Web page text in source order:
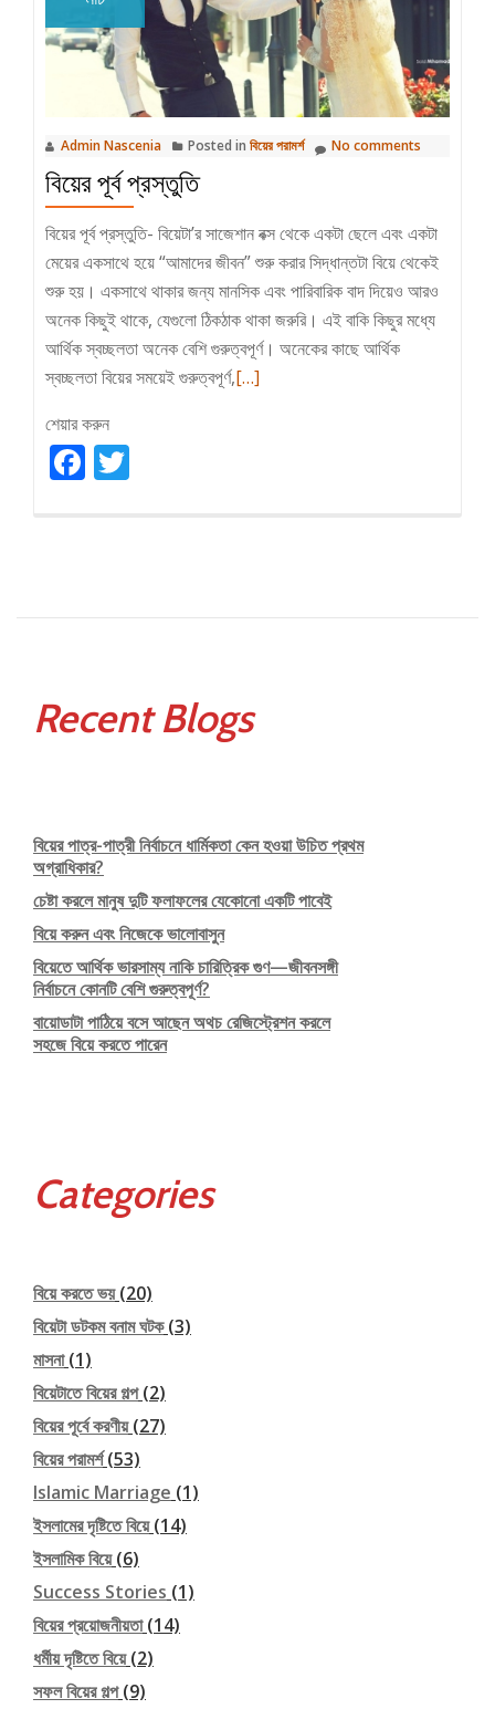
Admin Nascenia Posted in বিয়ের পরামর্শ No comments
বিয়ের পূর্ব প্রস্তুতি
বিয়ের পূর্ব প্রস্তুতি- বিয়েটা’র সাজেশান বক্স থেকে একটা ছেলে এবং একটা
মেয়ের একসাথে হয়ে “আমাদের জীবন” শুরু করার সিদ্ধান্তটা বিয়ে থেকেই
শুরু হয়। একসাথে থাকার জন্য মানসিক এবং পারিবারিক বাদ দিয়েও আরও
অনেক কিছুই থাকে, যেগুলো ঠিকঠাক থাকা জরুরি। এই বাকি কিছুর মধ্যে
আর্থিক স্বচ্ছলতা অনেক বেশি গুরুত্বপূর্ণ। অনেকের কাছে আর্থিক
স্বচ্ছলতা বিয়ের সময়েই গুরুত্বপূর্ণ,Read
[…]
শেয়ার করুন
Facebook
Recent Blogs
বিয়ের পাত্র-পাত্রী নির্বাচনে ধার্মিকতা কেন হওয়া উচিত প্রথম
অগ্রাধিকার?
চেষ্টা করলে মানুষ দুটি ফলাফলের যেকোনো একটি পাবেই
বিয়ে করুন এবং নিজেকে ভালোবাসুন
বিয়েতে আর্থিক ভারসাম্য নাকি চারিত্রিক গুণ—জীবনসঙ্গী
নির্বাচনে কোনটি বেশি গুরুত্বপূর্ণ?
বায়োডাটা পাঠিয়ে বসে আছেন অথচ রেজিস্ট্রেশন করলে
সহজে বিয়ে করতে পারেন
Categories
বিয়ে করতে ভয়(20)
বিয়েটা ডটকম বনাম ঘটক(3)
মাসনা(1)
বিয়েটাতে বিয়ের গল্প(2)
বিয়ের পূর্বে করণীয়(27)
বিয়ের পরামর্শ(53)
Islamic Marriage (1)
ইসলামের দৃষ্টিতে বিয়ে(14)
ইসলামিক বিয়ে(6)
Success Stories (1)
বিয়ের প্রয়োজনীয়তা(14)
ধর্মীয় দৃষ্টিতে বিয়ে(2)
সফল বিয়ের গল্প(9)